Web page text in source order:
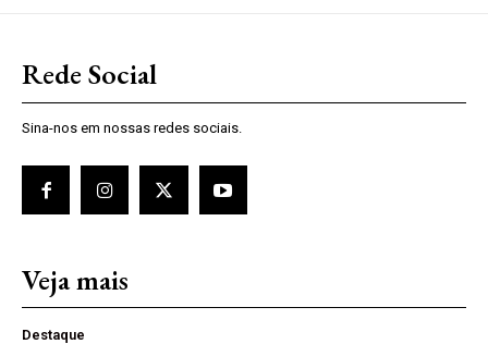
Rede Social
Sina-nos em nossas redes sociais.
Veja mais
Destaque